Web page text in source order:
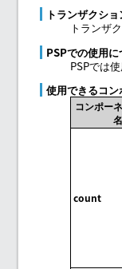
トランザクショ
トランザ
PSPでの使用に
PSPでは
使用できるコ
コンポー
名
count